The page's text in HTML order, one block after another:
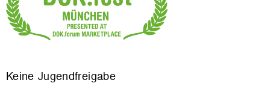
Keine Jugendfreigabe